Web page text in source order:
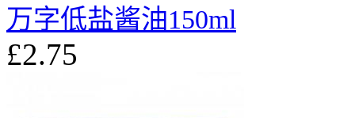
万字低盐酱油150ml
£2.75